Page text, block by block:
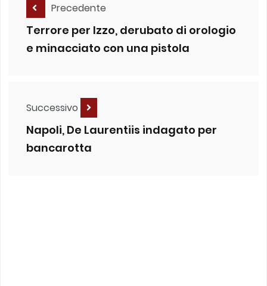
Precedente
Terrore per Izzo, derubato di orologio
e minacciato con una pistola
Successivo
Napoli, De Laurentiis indagato per
bancarotta